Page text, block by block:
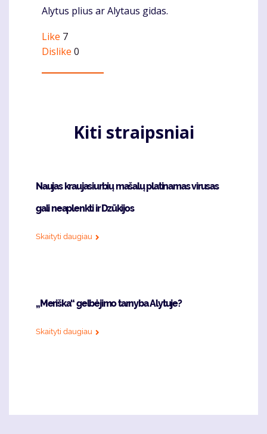
Alytus plius ar Alytaus gidas.
Like 7
Dislike 0
Kiti straipsniai
Naujas kraujasiurbių mašalų platinamas virusas
gali neaplenkti ir Dzūkijos
Skaityti daugiau
„Meriška“ gelbėjimo tarnyba Alytuje?
Skaityti daugiau